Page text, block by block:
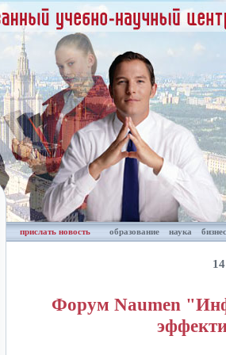
прислать новость образование наука бизнес
Форум Naumen